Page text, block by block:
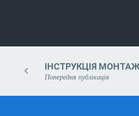
ІНСТРУКЦІЯ
Попередня публікація